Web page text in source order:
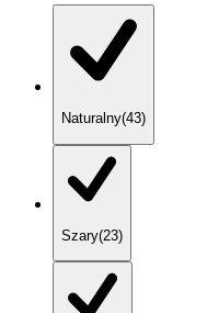
Naturalny(43)
Szary(23)